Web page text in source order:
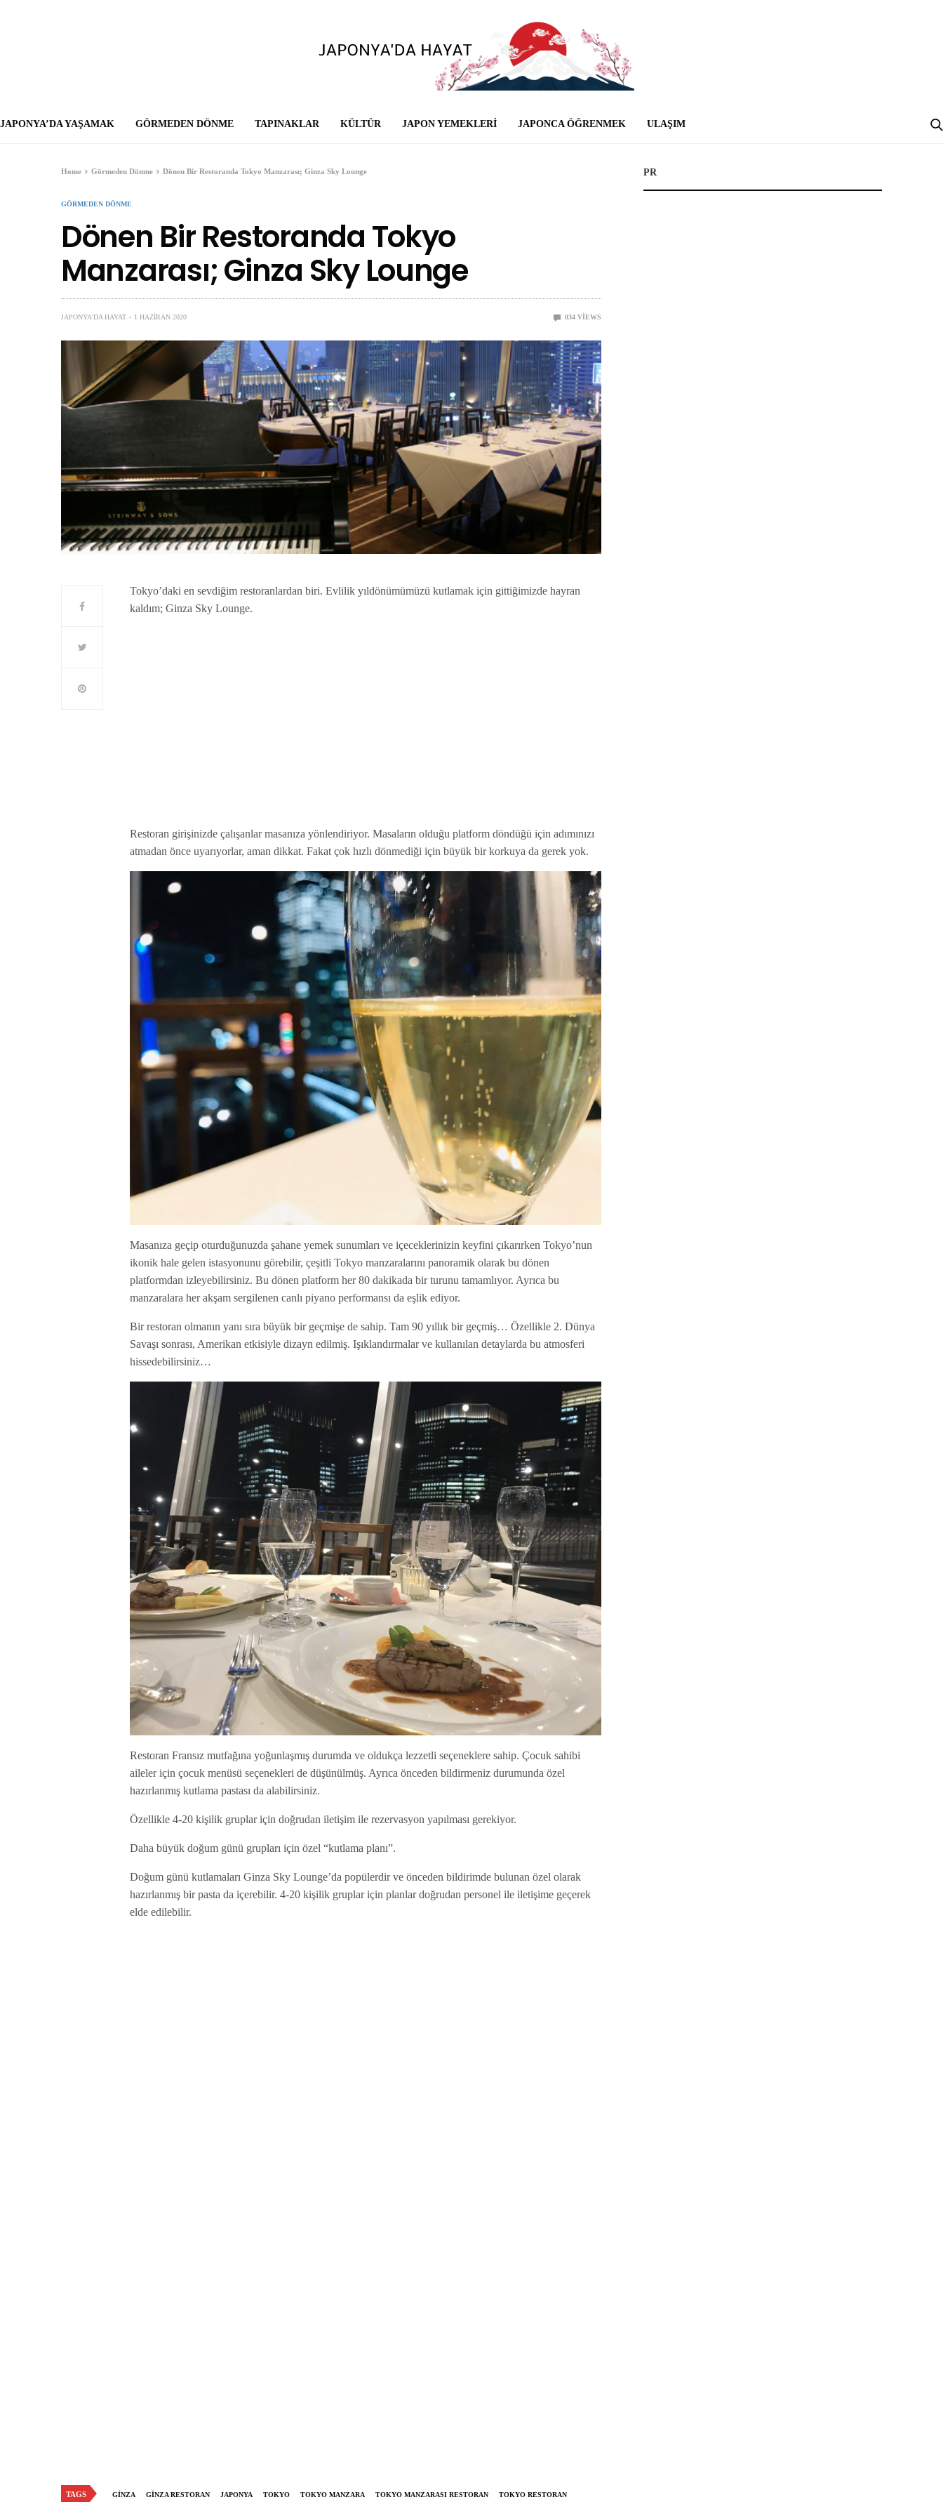
JAPONYA’DA YAŞAMAK GÖRMEDEN DÖNME TAPINAKLAR KÜLTÜR JAPON YEMEKLERI JAPONCA ÖĞRENMEK ULAŞIM
Home Görmeden Dönme Dönen Bir Restoranda Tokyo Manzarası; Ginza Sky Lounge
GÖRMEDEN DÖNME
Dönen Bir Restoranda Tokyo
Manzarası; Ginza Sky Lounge
JAPONYA'DA HAYAT 1 HAZIRAN 2020 034 VIEWS
Tokyo’daki en sevdiğim restoranlardan biri. Evlilik yıldönümümüzü kutlamak için gittiğimizde hayran
kaldım; Ginza Sky Lounge.
Restoran girişinizde çalışanlar masanıza yönlendiriyor. Masaların olduğu platform döndüğü için adımınızı
atmadan önce uyarıyorlar, aman dikkat. Fakat çok hızlı dönmediği için büyük bir korkuya da gerek yok.
Masanıza geçip oturduğunuzda şahane yemek sunumları ve içeceklerinizin keyfini çıkarırken Tokyo’nun
ikonik hale gelen istasyonunu görebilir, çeşitli Tokyo manzaralarını panoramik olarak bu dönen
platformdan izleyebilirsiniz. Bu dönen platform her 80 dakikada bir turunu tamamlıyor. Ayrıca bu
manzaralara her akşam sergilenen canlı piyano performansı da eşlik ediyor.
Bir restoran olmanın yanı sıra büyük bir geçmişe de sahip. Tam 90 yıllık bir geçmiş… Özellikle 2. Dünya
Savaşı sonrası, Amerikan etkisiyle dizayn edilmiş. Işıklandırmalar ve kullanılan detaylarda bu atmosferi
hissedebilirsiniz…
Restoran Fransız mutfağına yoğunlaşmış durumda ve oldukça lezzetli seçeneklere sahip. Çocuk sahibi
aileler için çocuk menüsü seçenekleri de düşünülmüş. Ayrıca önceden bildirmeniz durumunda özel
hazırlanmış kutlama pastası da alabilirsiniz.
Özellikle 4-20 kişilik gruplar için doğrudan iletişim ile rezervasyon yapılması gerekiyor.
Daha büyük doğum günü grupları için özel “kutlama planı”.
Doğum günü kutlamaları Ginza Sky Lounge’da popülerdir ve önceden bildirimde bulunan özel olarak
hazırlanmış bir pasta da içerebilir. 4-20 kişilik gruplar için planlar doğrudan personel ile iletişime geçerek
elde edilebilir.
TAGS GINZA GINZA RESTORAN JAPONYA TOKYO TOKYO MANZARA TOKYO MANZARASI RESTORAN TOKYO RESTORAN
PR